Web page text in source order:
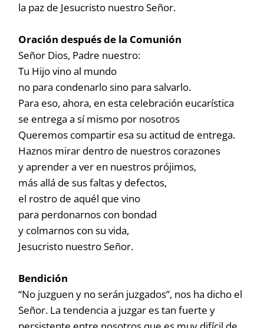
la paz de Jesucristo nuestro Señor.
Oración después de la Comunión
Señor Dios, Padre nuestro:
Tu Hijo vino al mundo
no para condenarlo sino para salvarlo.
Para eso, ahora, en esta celebración eucarística
se entrega a sí mismo por nosotros
Queremos compartir esa su actitud de entrega.
Haznos mirar dentro de nuestros corazones
y aprender a ver en nuestros prójimos,
más allá de sus faltas y defectos,
el rostro de aquél que vino
para perdonarnos con bondad
y colmarnos con su vida,
Jesucristo nuestro Señor.
Bendición
“No juzguen y no serán juzgados”, nos ha dicho el
Señor. La tendencia a juzgar es tan fuerte y